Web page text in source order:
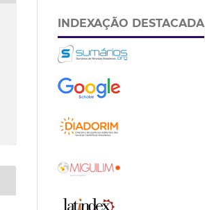
INDEXAÇÃO DESTACADA